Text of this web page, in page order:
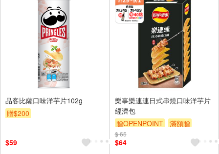
品客比薩口味洋芋片102g
贈$200
$59
樂事樂連連日式串燒口味洋芋片
經濟包
贈OPENPOINT
滿額贈
贈$200
$ 65
$64